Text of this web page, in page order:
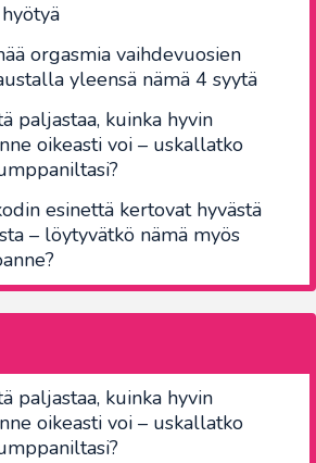
orgasmia vaihdevuosien
yleensä nämä 4 syytä
paljastaa, kuinka hyvin
oikeasti voi – uskallatko
esinettä kertovat hyvästä
– löytyvätkö nämä myös
paljastaa, kuinka hyvin
oikeasti voi – uskallatko